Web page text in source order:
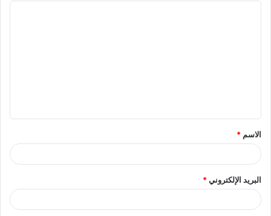
ق
*
الاسم *
البريد الإلكتروني*